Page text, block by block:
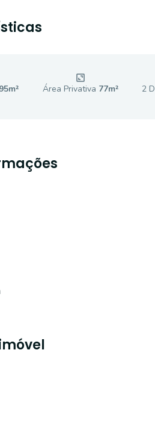
95m² Área Privativa 77m² 2